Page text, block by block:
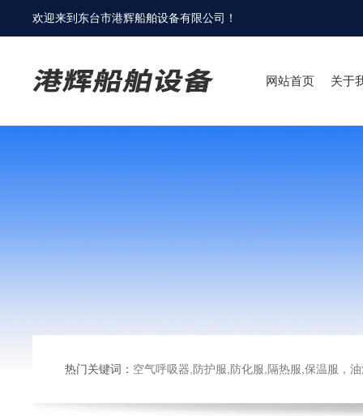
欢迎来到 东台市港辉船舶设备有限公司 ！
网站首页 关于
热门关键词： 空气呼吸器,防护服,防化服,隔热服,保温服，